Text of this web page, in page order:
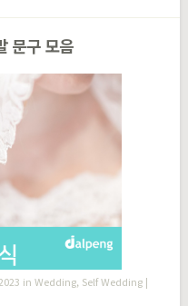
문구 모음
inWedding, Self Wedding |